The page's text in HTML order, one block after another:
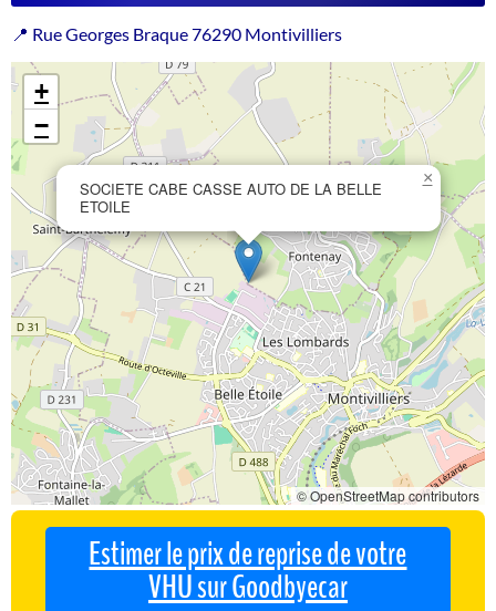
📍 Rue Georges Braque 76290 Montivilliers
SOCIETE CABE CASSE AUTO DE LA BELLE
ETOILE
×
+
−
© OpenStreetMap contributors
Estimer le prix de reprise de votre
VHU sur Goodbyecar